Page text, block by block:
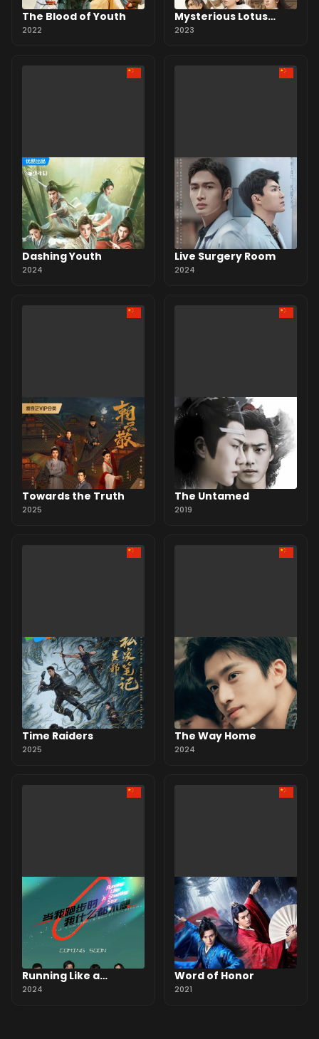
The Blood of Youth
2022
Mysterious Lotus
Casebook
2023
Dashing Youth
2024
Live Surgery Room
2024
Towards the Truth
2025
The Untamed
2019
Time Raiders
2025
The Way Home
2024
Running Like a
Shooting Star
2024
Word of Honor
2021